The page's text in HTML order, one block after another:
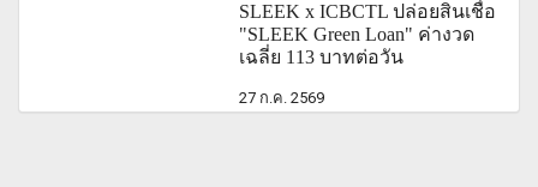
SLEEK x ICBCTL ปล่อยสินเชื่อ
"SLEEK Green Loan" ค่างวด
เฉลี่ย 113 บาทต่อวัน
27 ก.ค. 2569